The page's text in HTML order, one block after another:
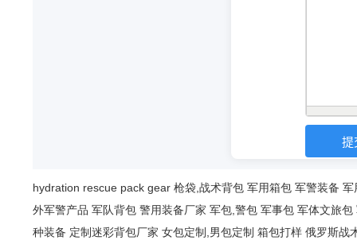
hydration rescue pack gear 枪袋,战术背包 军用箱包 军警装备 军
外军警产品 军队背包 警用装备厂家 军包,警包 军事包 军体文旅包
种装备 定制迷彩背包厂家 女包定制,男包定制 箱包打样 俄罗斯战